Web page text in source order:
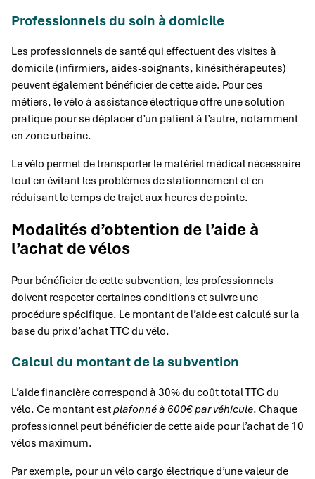
Professionnels du soin à domicile
Les professionnels de santé qui effectuent des visites à
domicile (infirmiers, aides-soignants, kinésithérapeutes)
peuvent également bénéficier de cette aide. Pour ces
métiers, le vélo à assistance électrique offre une solution
pratique pour se déplacer d’un patient à l’autre, notamment
en zone urbaine.
Le vélo permet de transporter le matériel médical nécessaire
tout en évitant les problèmes de stationnement et en
réduisant le temps de trajet aux heures de pointe.
Modalités d’obtention de l’aide à
l’achat de vélos
Pour bénéficier de cette subvention, les professionnels
doivent respecter certaines conditions et suivre une
procédure spécifique. Le montant de l’aide est calculé sur la
base du prix d’achat TTC du vélo.
Calcul du montant de la subvention
L’aide financière correspond à 30% du coût total TTC du
vélo. Ce montant estplafonné à 600€ par véhicule. Chaque
professionnel peut bénéficier de cette aide pour l’achat de 10
vélos maximum.
Par exemple, pour un vélo cargo électrique d’une valeur de